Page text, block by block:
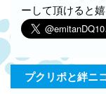
ーして頂けると嬉
プクリポと絆ニ